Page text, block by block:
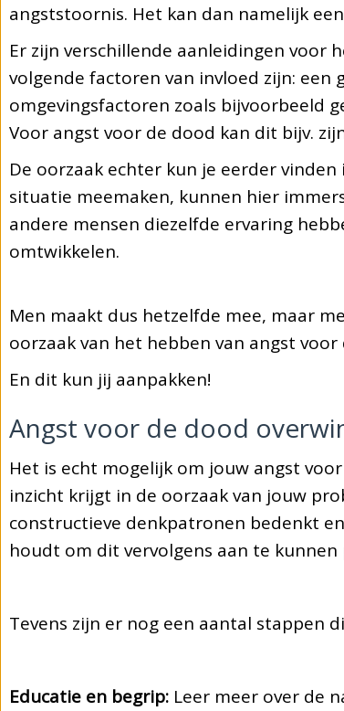
angststoornis. Het kan dan namelijk
Er zijn verschillende aanleidingen voor
volgende factoren van invloed zijn:
omgevingsfactoren zoals bijvoorbeeld
Voor angst voor de dood kan dit bijv.
De oorzaak echter kun je eerder
situatie meemaken, kunnen hier
andere mensen diezelfde ervaring
omtwikkelen.
Men maakt dus hetzelfde mee, maar
oorzaak van het hebben van angst
En dit kun jij aanpakken!
Angst voor de dood
​Het is echt mogelijk om jouw angst
inzicht krijgt in de oorzaak van jouw
constructieve denkpatronen bedenkt
houdt om dit vervolgens aan te kunnen
Tevens zijn er nog een aantal stappen
Educatie en begrip: Leer meer over de